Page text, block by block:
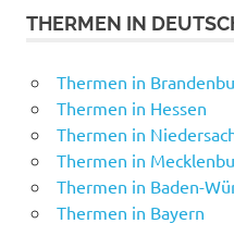
THERMEN IN
Thermen in
Thermen in Hessen
Thermen in
Thermen in
Thermen in Baden-
Thermen in Bayern